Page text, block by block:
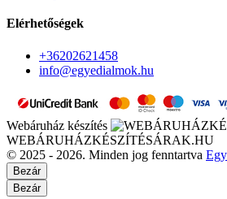
Elérhetőségek
+36202621458
info@egyedialmok.hu
Webáruház készítés
WEBÁRUHÁZKÉSZÍTÉSÁRAK.HU
© 2025 - 2026. Minden jog fenntartva
Bezár
Bezár